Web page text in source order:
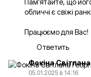
обличчі є свіжі
Працюємо для Вас!
Ответить
Фокіна Світлана
05.01.2025 в 14:16